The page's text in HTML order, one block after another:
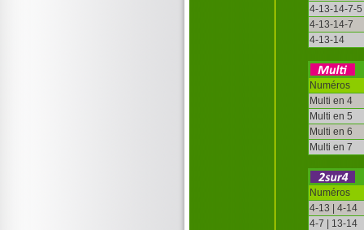
4-13-14-7-5
4-13-14-7
4-13-14
Numéros
Multi en 4
Multi en 5
Multi en 6
Multi en 7
Numéros
4-13 | 4-14
4-7 | 13-14